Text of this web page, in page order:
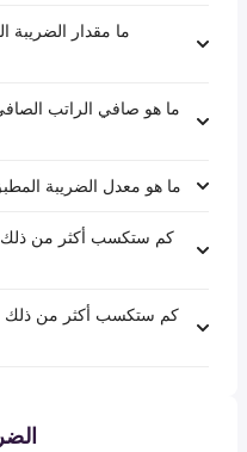
ما هو معدل الضريبة المطبق على